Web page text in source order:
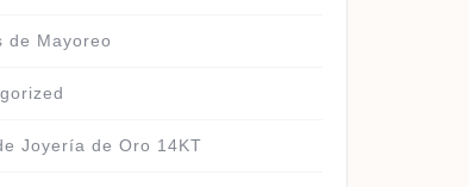
de Mayoreo
Joyería de Oro 14KT